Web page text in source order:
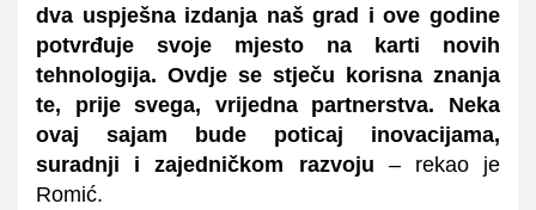
dva uspješna izdanja naš grad i ove godine
potvrđuje svoje mjesto na karti novih
tehnologija. Ovdje se stječu korisna znanja
te, prije svega, vrijedna partnerstva. Neka
ovaj sajam bude poticaj inovacijama,
suradnji i zajedničkom razvoju – rekao je
Romić.